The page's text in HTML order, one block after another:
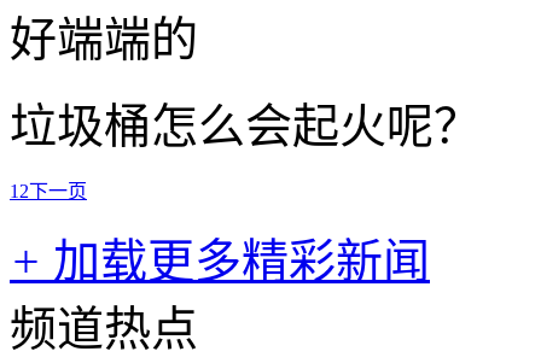
好端端的
垃圾桶怎么会起火呢？
1 2下一页
+ 加载更多精彩新闻
频道热点